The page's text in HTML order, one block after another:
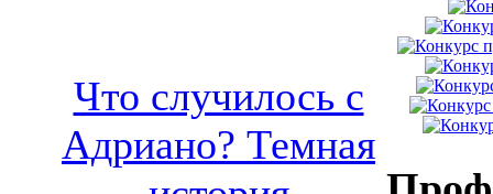
Что случилось с
Адриано? Темная